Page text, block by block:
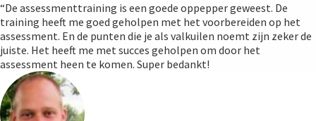
“De assessmenttraining is een goede oppepper geweest. De
training heeft me goed geholpen met het voorbereiden op het
assessment. En de punten die je als valkuilen noemt zijn zeker de
juiste. Het heeft me met succes geholpen om door het
assessment heen te komen. Super bedankt!